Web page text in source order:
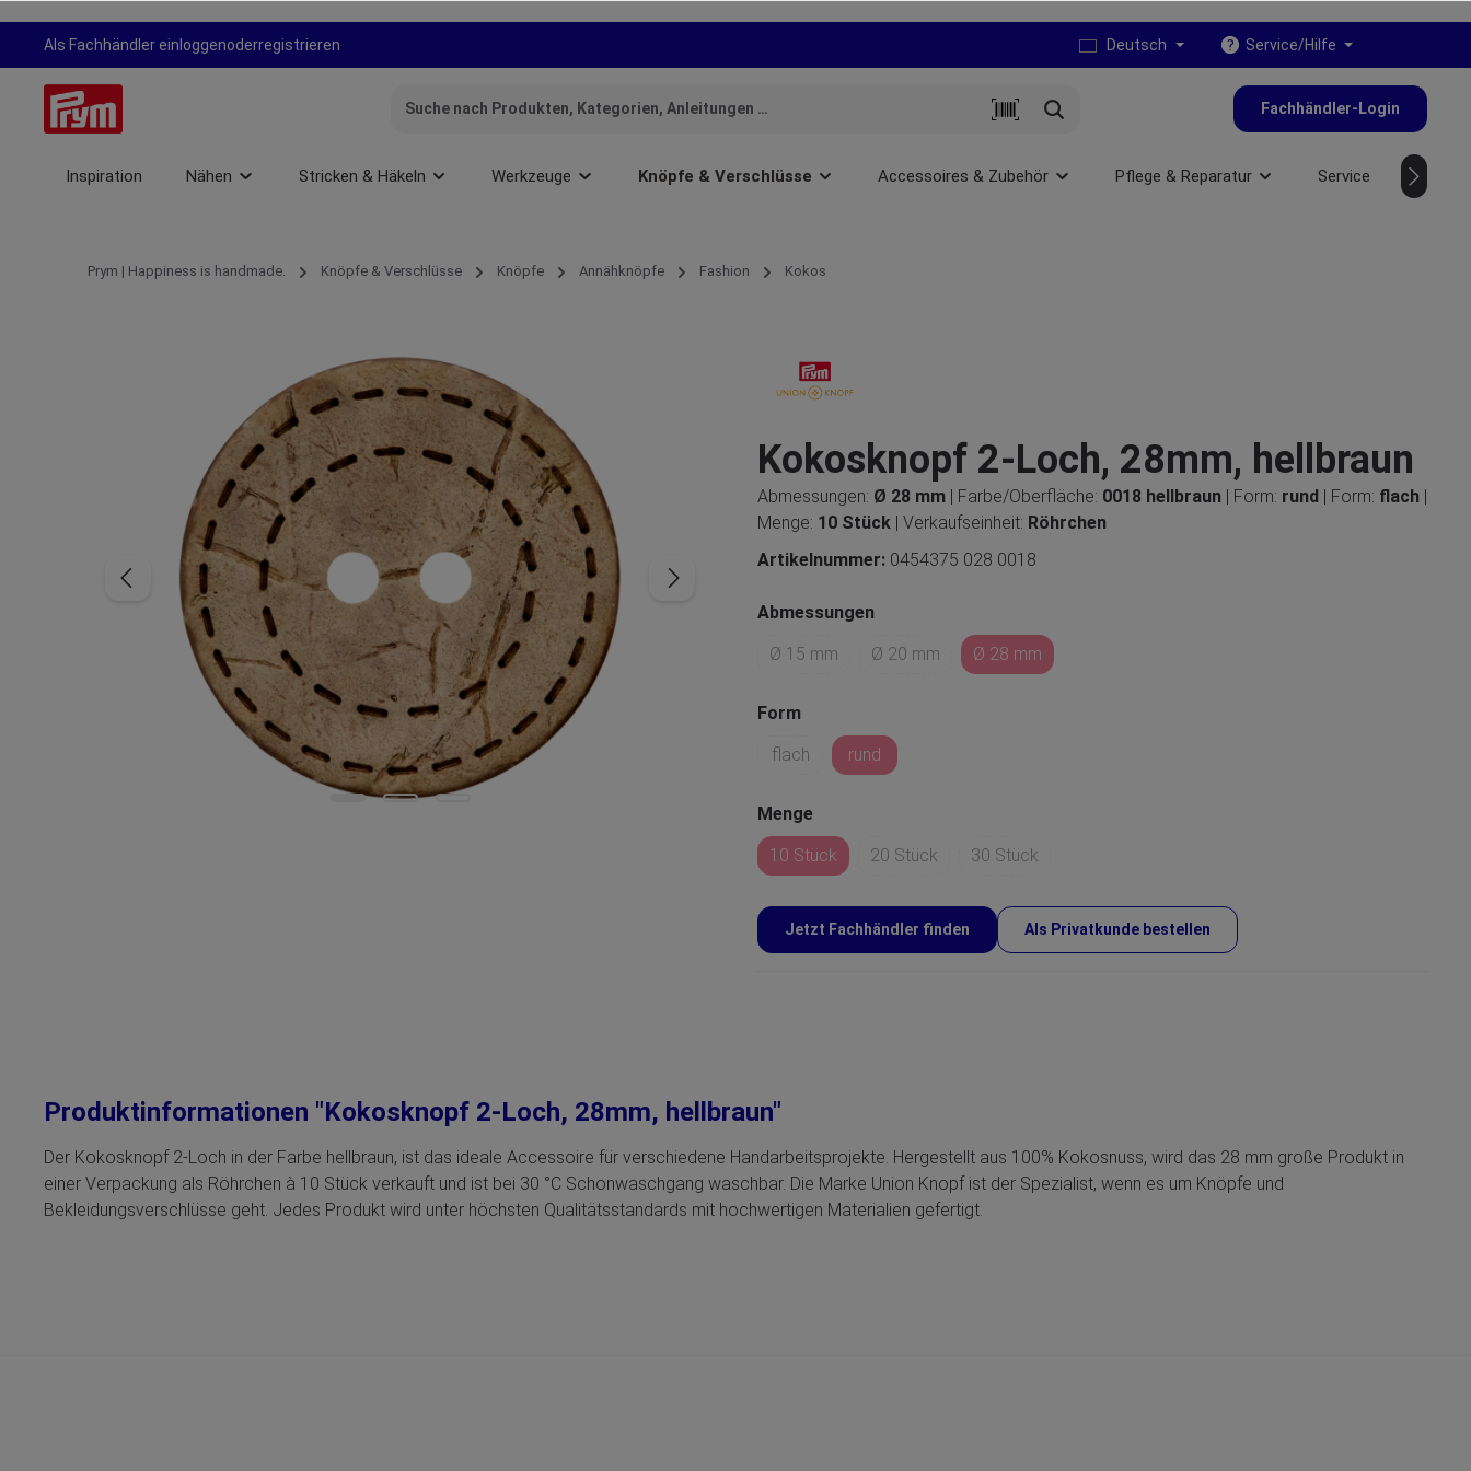
Zur Hauptnavigation springen
Als Fachhändler einloggenoderregistrieren Deutsch Service/Hilfe
Fachhändler-Login
Inspiration Nähen Stricken & Häkeln Werkzeuge Knöpfe & Verschlüsse Accessoires & Zubehör Pflege & Reparatur Service NEU
Prym | Happiness is handmade. Knöpfe & Verschlüsse Knöpfe Annähknöpfe Fashion Kokos
Kokosknopf 2-Loch, 28mm, hellbraun
Abmessungen: Ø 28 mm | Farbe/Oberfläche: 0018 hellbraun | Form: rund | Form: flach |
Menge: 10 Stück | Verkaufseinheit: Röhrchen
Artikelnummer: 0454375 028 0018
Abmessungen
Ø 15 mm
Ø 20 mm Ø 28 mm
Form
flach
rund
Menge
10 Stück
20 Stück 30 Stück
Jetzt Fachhändler finden Als Privatkunde bestellen
Produktinformationen "Kokosknopf 2-Loch, 28mm, hellbraun"
Der Kokosknopf 2-Loch in der Farbe hellbraun, ist das ideale Accessoire für verschiedene Handarbeitsprojekte. Hergestellt aus 100% Kokosnuss, wird das 28 mm große Produkt in
einer Verpackung als Röhrchen à 10 Stück verkauft und ist bei 30 °C Schonwaschgang waschbar. Die Marke Union Knopf ist der Spezialist, wenn es um Knöpfe und
Bekleidungsverschlüsse geht. Jedes Produkt wird unter höchsten Qualitätsstandards mit hochwertigen Materialien gefertigt.